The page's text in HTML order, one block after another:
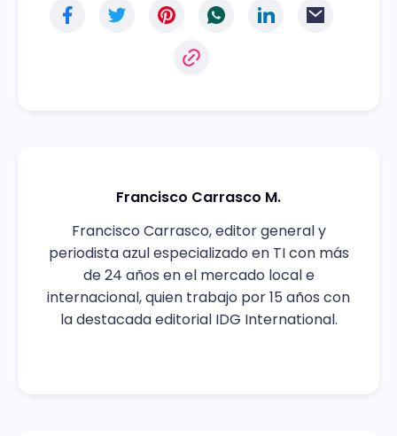
Francisco Carrasco M.
Francisco Carrasco, editor general y
periodista azul especializado en TI con más
de 24 años en el mercado local e
internacional, quien trabajo por 15 años con
la destacada editorial IDG International.